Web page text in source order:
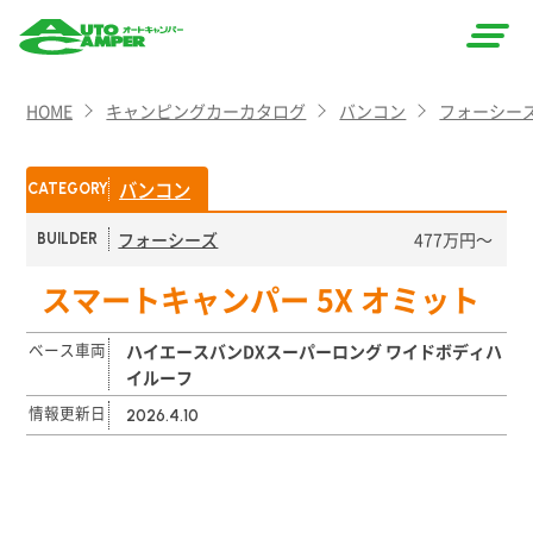
CAMPER
（オート
キャン
パー）
HOME キャンピングカーカタログ バンコン フォーシー
CATEGORY バンコン
BUILDER フォーシーズ 477万円〜
スマートキャンパー 5X オミット
ベース車両
ハイエースバンDXスーパーロング ワイドボディハ
イルーフ
情報更新日 2026.4.10